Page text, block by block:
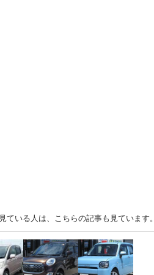
いる人は、こちらの記事も見ています。